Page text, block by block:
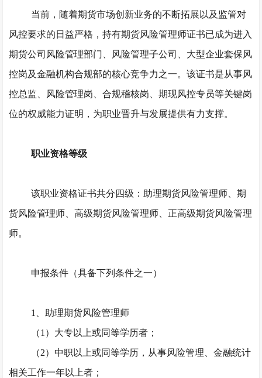
当前，随着期货市场创新业务的不断拓展以及监管对
风控要求的日益严格，持有期货风险管理师证书已成为进入
期货公司风险管理部门、风险管理子公司、大型企业套保风
控岗及金融机构合规部的核心竞争力之一。该证书是从事风
控总监、风险管理岗、合规稽核岗、期现风控专员等关键岗
位的权威能力证明，为职业晋升与发展提供有力支撑。
职业资格等级
该职业资格证书共分四级：助理期货风险管理师、期
货风险管理师、高级期货风险管理师、正高级期货风险管理
师。
申报条件（具备下列条件之一）
1、助理期货风险管理师
（1）大专以上或同等学历者；
（2）中职以上或同等学历，从事风险管理、金融统计
相关工作一年以上者；